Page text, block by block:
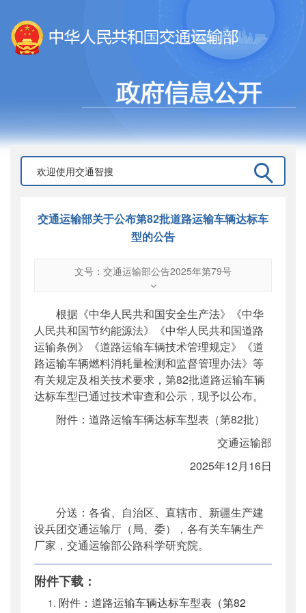
交通运输部关于公布第82批道路运输车辆达标车
型的公告
文号：交通运输部公告2025年第79号
交通运输部公告2025年第79号
公开日期 ：2025年12月18日
主题词 ：
道路运输;达标车型
机构分类：运输服务司
主题分类：其他监督
公文类型：部公告通告
根据《中华人民共和国安全生产法》《中华
人民共和国节约能源法》《中华人民共和国道路
运输条例》《道路运输车辆技术管理规定》《道
路运输车辆燃料消耗量检测和监督管理办法》等
有关规定及相关技术要求，第82批道路运输车辆
达标车型已通过技术审查和公示，现予以公布。
附件：道路运输车辆达标车型表（第82批）
交通运输部
2025年12月16日
分送：各省、自治区、直辖市、新疆生产建
设兵团交通运输厅（局、委），各有关车辆生产
厂家，交通运输部公路科学研究院。
附件下载：
附件：道路运输车辆达标车型表（第82